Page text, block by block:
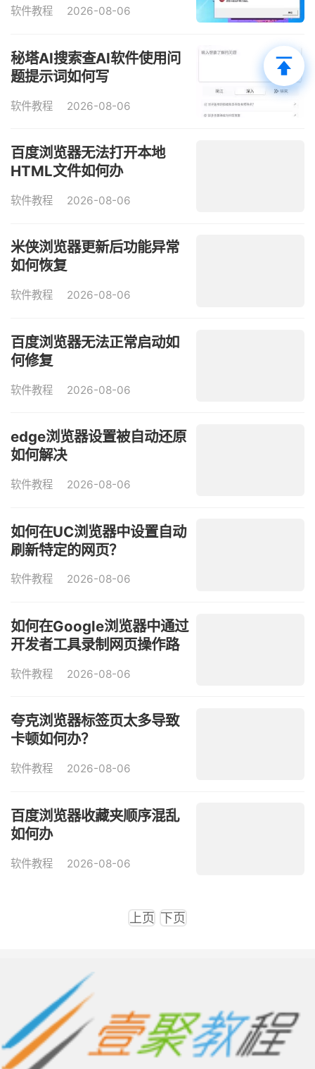
软件教程 2026-08-06
秘塔AI搜索查AI软件使用问
题提示词如何写
软件教程 2026-08-06
百度浏览器无法打开本地
HTML文件如何办
软件教程 2026-08-06
米侠浏览器更新后功能异常
如何恢复
软件教程 2026-08-06
百度浏览器无法正常启动如
何修复
软件教程 2026-08-06
edge浏览器设置被自动还原
如何解决
软件教程 2026-08-06
如何在UC浏览器中设置自动
刷新特定的网页？
软件教程 2026-08-06
如何在Google浏览器中通过
开发者工具录制网页操作路
软件教程 2026-08-06
夸克浏览器标签页太多导致
卡顿如何办？
软件教程 2026-08-06
百度浏览器收藏夹顺序混乱
如何办
软件教程 2026-08-06
上页 下页